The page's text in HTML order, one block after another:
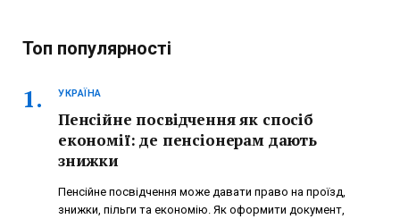
Топ популярності
УКРАЇНА
Пенсійне посвідчення як спосіб
економії: де пенсіонерам дають
знижки
Пенсійне посвідчення може давати право на проїзд,
знижки, пільги та економію. Як оформити документ,